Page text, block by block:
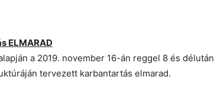
ELMARAD
a 2019. november 16-án reggel 8 és délután
tervezett karbantartás elmarad.